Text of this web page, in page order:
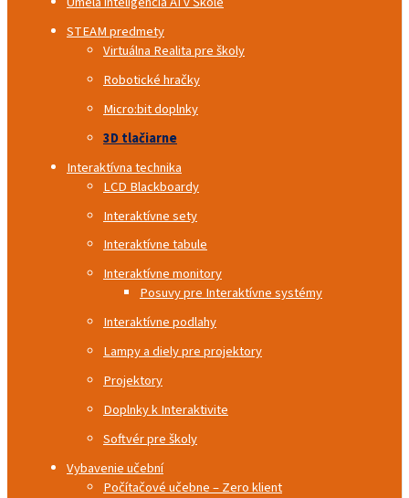
STEAM predmety
Virtuálna Realita pre školy
Robotické hračky
Micro:bit doplnky
3D tlačiarne
Interaktívna technika
LCD Blackboardy
Interaktívne sety
Interaktívne tabule
Interaktívne monitory
Posuvy pre Interaktívne systémy
Interaktívne podlahy
Lampy a diely pre projektory
Projektory
Doplnky k Interaktivite
Softvér pre školy
Vybavenie učební
Počítačové učebne – Zero klient